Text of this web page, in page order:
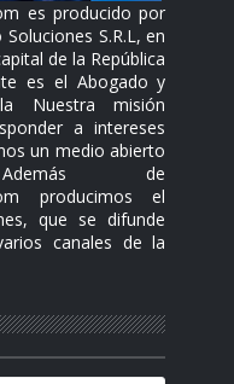
es producido por
S.R.L, en
de la República
es el Abogado y
Nuestra misión
a intereses
un medio abierto
de
producimos el
que se difunde
canales de la